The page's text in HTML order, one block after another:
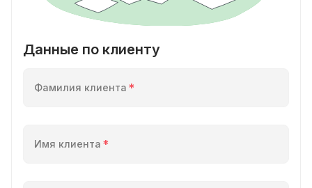
Данные по клиенту
Фамилия клиента
Имя клиента